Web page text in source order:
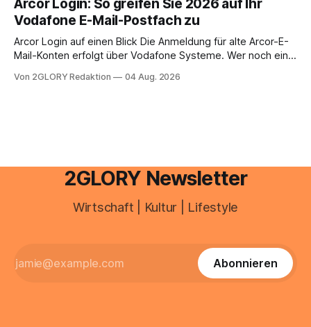
Ihr personal digital zu organisieren. In diesem Leitfaden
erfahren Sie alles, was Sie für einen reibungslosen Einstieg
brauchen, von der Registrierung
Arcor Login: So greifen Sie 2026 auf Ihr
Vodafone E-Mail-Postfach zu
Arcor Login auf einen Blick Die Anmeldung für alte Arcor-E-
Mail-Konten erfolgt über Vodafone Systeme. Wer noch eine
besitzt, loggt sich heute über das Vodafone E-Mail & Cloud
Von 2GLORY Redaktion 04 Aug. 2026
2GLORY Newsletter
Wirtschaft | Kultur | Lifestyle
Abonnieren